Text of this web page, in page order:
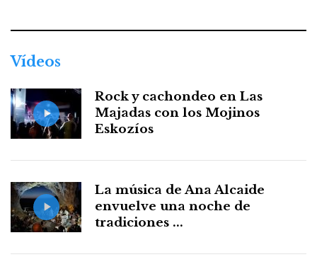
Vídeos
Rock y cachondeo en Las
Majadas con los Mojinos
Eskozíos
La música de Ana Alcaide
envuelve una noche de
tradiciones ...